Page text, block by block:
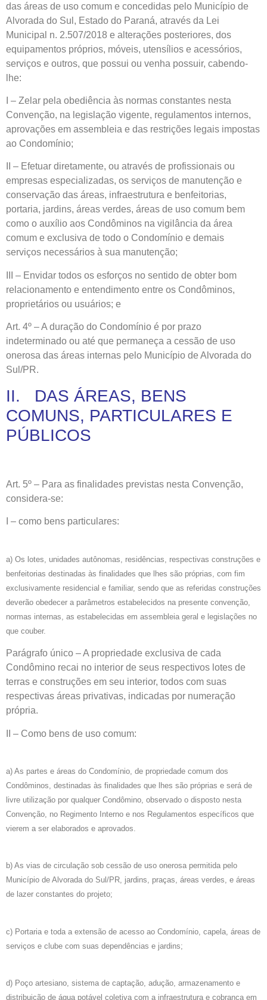
das áreas de uso comum e concedidas pelo Município de
Alvorada do Sul, Estado do Paraná, através da Lei
Municipal n. 2.507/2018 e alterações posteriores, dos
equipamentos próprios, móveis, utensílios e acessórios,
serviços e outros, que possui ou venha possuir, cabendo-
lhe:
I – Zelar pela obediência às normas constantes nesta
Convenção, na legislação vigente, regulamentos internos,
aprovações em assembleia e das restrições legais impostas
ao Condomínio;
II – Efetuar diretamente, ou através de profissionais ou
empresas especializadas, os serviços de manutenção e
conservação das áreas, infraestrutura e benfeitorias,
portaria, jardins, áreas verdes, áreas de uso comum bem
como o auxílio aos Condôminos na vigilância da área
comum e exclusiva de todo o Condomínio e demais
serviços necessários à sua manutenção;
III – Envidar todos os esforços no sentido de obter bom
relacionamento e entendimento entre os Condôminos,
proprietários ou usuários; e
Art. 4º – A duração do Condomínio é por prazo
indeterminado ou até que permaneça a cessão de uso
onerosa das áreas internas pelo Município de Alvorada do
Sul/PR.
II. DAS ÁREAS, BENS
COMUNS, PARTICULARES E
PÚBLICOS
Art. 5º – Para as finalidades previstas nesta Convenção,
considera-se:
I – como bens particulares:
a) Os lotes, unidades autônomas, residências, respectivas construções e
benfeitorias destinadas às finalidades que lhes são próprias, com fim
exclusivamente residencial e familiar, sendo que as referidas construções
deverão obedecer a parâmetros estabelecidos na presente convenção,
normas internas, as estabelecidas em assembleia geral e legislações no
que couber.
Parágrafo único – A propriedade exclusiva de cada
Condômino recai no interior de seus respectivos lotes de
terras e construções em seu interior, todos com suas
respectivas áreas privativas, indicadas por numeração
própria.
II – Como bens de uso comum:
a) As partes e áreas do Condomínio, de propriedade comum dos
Condôminos, destinadas às finalidades que lhes são próprias e será de
livre utilização por qualquer Condômino, observado o disposto nesta
Convenção, no Regimento Interno e nos Regulamentos específicos que
vierem a ser elaborados e aprovados.
b) As vias de circulação sob cessão de uso onerosa permitida pelo
Município de Alvorada do Sul/PR, jardins, praças, áreas verdes, e áreas
de lazer constantes do projeto;
c) Portaria e toda a extensão de acesso ao Condomínio, capela, áreas de
serviços e clube com suas dependências e jardins;
d) Poço artesiano, sistema de captação, adução, armazenamento e
distribuição de água potável coletiva com a infraestrutura e cobrança em